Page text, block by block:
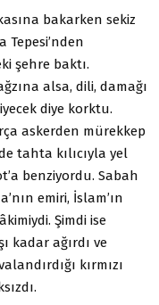
bakarken sekiz
Tepesi’nden
şehre baktı.
alsa, dili, damağı
diye korktu.
askerden mürekkep
tahta kılıcıyla yel
benziyordu. Sabah
emiri, İslam’ın
Şimdi ise
kadar ağırdı ve
kırmızı